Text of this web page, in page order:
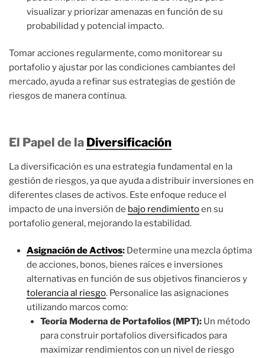
visualizar y priorizar amenazas en función de su
probabilidad y potencial impacto.
Tomar acciones regularmente, como monitorear su
portafolio y ajustar por las condiciones cambiantes del
mercado, ayuda a refinar sus estrategias de gestión de
riesgos de manera continua.
El Papel de la Diversificación
La diversificación es una estrategia fundamental en la
gestión de riesgos, ya que ayuda a distribuir inversiones en
diferentes clases de activos. Este enfoque reduce el
impacto de una inversión de bajo rendimientoen su
portafolio general, mejorando la estabilidad.
Asignación de Activos: Determine una mezcla óptima
de acciones, bonos, bienes raíces e inversiones
alternativas en función de sus objetivos financieros y
tolerancia al riesgo. Personalice las asignaciones
utilizando marcos como:
Teoría Moderna de Portafolios (MPT):Un método
para construir portafolios diversificados para
maximizar rendimientos con un nivel de riesgo